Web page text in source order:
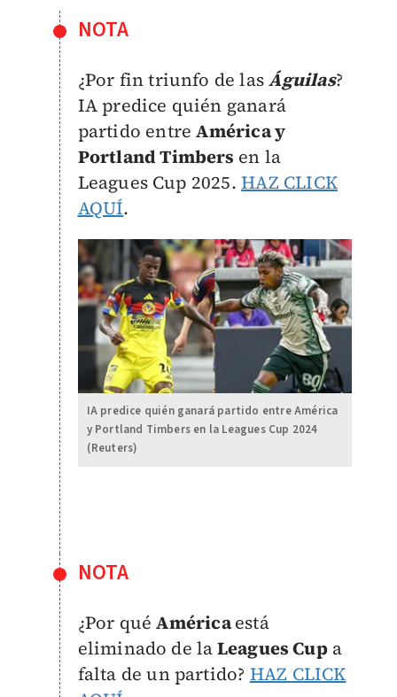
NOTA
¿Por fin triunfo de lasÁguilas?
IA predice quién ganará
partido entreAmérica y
Portland Timbers en la
Leagues Cup 2025.HAZ CLICK
AQUÍ.
IA predice quién ganará partido entre América
y Portland Timbers en la Leagues Cup 2024
(Reuters)
NOTA
¿Por quéAméricaestá
eliminado de laLeagues Cupa
falta de un partido? HAZ CLICK